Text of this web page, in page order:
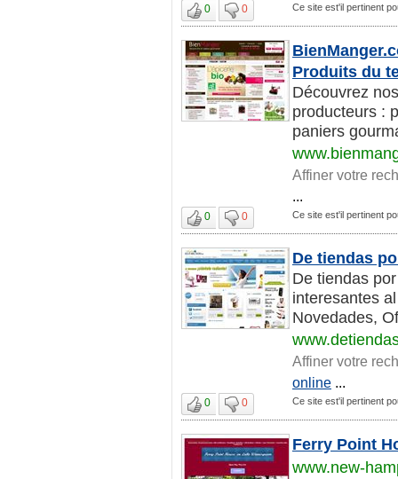
0 0 Ce site est'il pertinent
Produits du
Découvrez
producteurs :
paniers
Affiner votre
...
0 0 Ce site est'il pertinent
De tiendas
De tiendas
interesantes
Novedades,
Affiner votre
online ...
0 0 Ce site est'il pertinent
Ferry Point
www.new-